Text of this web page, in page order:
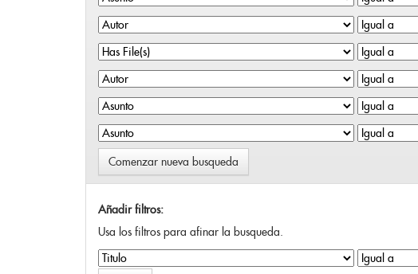
Comenzar nueva busqueda
Añadir filtros:
Usa los filtros para afinar la busqueda.